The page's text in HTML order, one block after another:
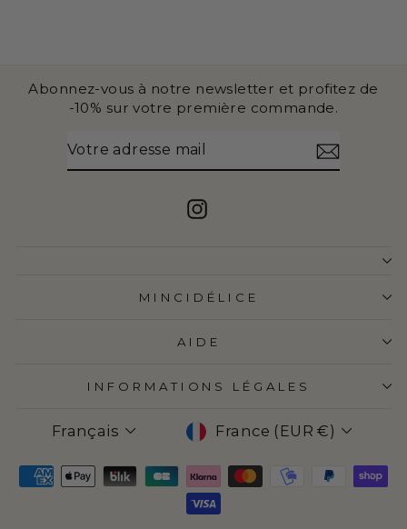
Abonnez-vous à notre newsletter et profitez de
-10% sur votre première commande.
ADRESSE
Instagram
MINCIDÉLICE
AIDE
INFORMATIONS LÉGALES
LANGUE
Français DEVISE
France (EUR €)